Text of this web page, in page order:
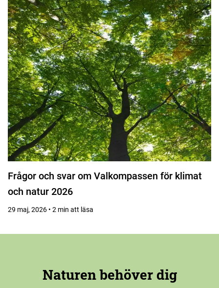
Frågor och svar om Valkompassen för klimat
och natur 2026
29 maj, 2026 • 2 min att läsa
Naturen behöver dig